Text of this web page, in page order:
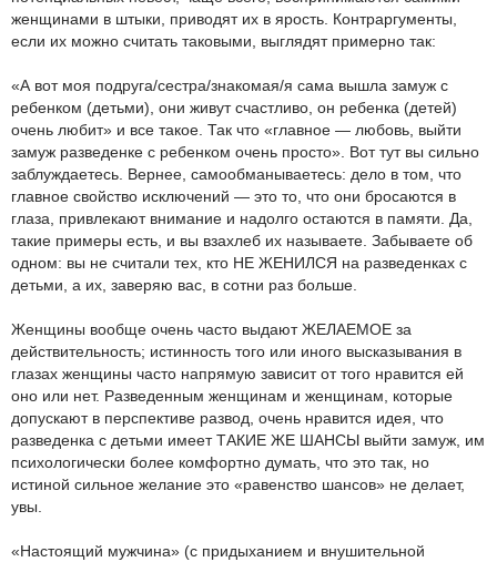
женщинами в штыки, приводят их в ярость. Контраргументы,
если их можно считать таковыми, выглядят примерно так:
«А вот моя подруга/сестра/знакомая/я сама вышла замуж с
ребенком (детьми), они живут счастливо, он ребенка (детей)
очень любит» и все такое. Так что «главное — любовь, выйти
замуж разведенке с ребенком очень просто». Вот тут вы сильно
заблуждаетесь. Вернее, самообманываетесь: дело в том, что
главное свойство исключений — это то, что они бросаются в
глаза, привлекают внимание и надолго остаются в памяти. Да,
такие примеры есть, и вы взахлеб их называете. Забываете об
одном: вы не считали тех, кто НЕ ЖЕНИЛСЯ на разведенках с
детьми, а их, заверяю вас, в сотни раз больше.
Женщины вообще очень часто выдают ЖЕЛАЕМОЕ за
действительность; истинность того или иного высказывания в
глазах женщины часто напрямую зависит от того нравится ей
оно или нет. Разведенным женщинам и женщинам, которые
допускают в перспективе развод, очень нравится идея, что
разведенка с детьми имеет ТАКИЕ ЖЕ ШАНСЫ выйти замуж, им
психологически более комфортно думать, что это так, но
истиной сильное желание это «равенство шансов» не делает,
увы.
«Настоящий мужчина» (с придыханием и внушительной